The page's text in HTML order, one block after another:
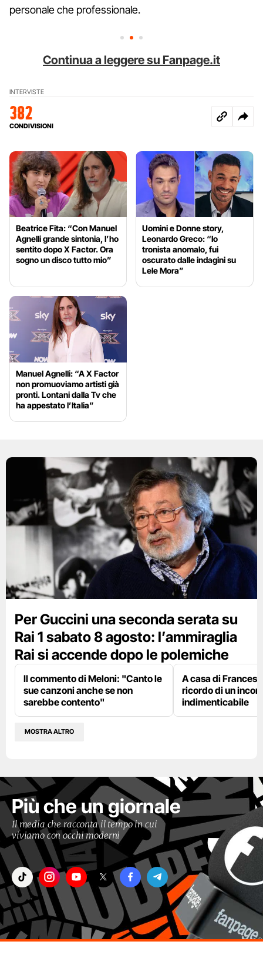
personale che professionale.
Continua a leggere su Fanpage.it
INTERVISTE
382
CONDIVISIONI
Beatrice Fita: “Con Manuel
Agnelli grande sintonia, l’ho
sentito dopo X Factor. Ora
sogno un disco tutto mio”
Uomini e Donne story,
Leonardo Greco: “Io
tronista anomalo, fui
oscurato dalle indagini su
Lele Mora”
Manuel Agnelli: “A X Factor
non promuoviamo artisti già
pronti. Lontani dalla Tv che
ha appestato l’Italia”
Per Guccini una seconda serata su
Rai 1 sabato 8 agosto: l’ammiraglia
Rai si accende dopo le polemiche
Il commento di Meloni: "Canto le
sue canzoni anche se non
sarebbe contento"
A casa di
ricordo di un
indimenticabile
MOSTRA ALTRO
Più che un giornale
Il media che racconta il tempo in cui
viviamo con occhi moderni